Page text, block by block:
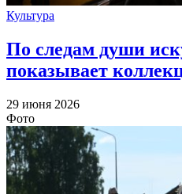
Культура
По следам души
показывает
29 июня 2026
Фото